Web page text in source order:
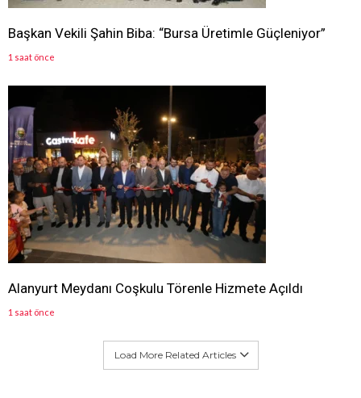
Başkan Vekili Şahin Biba: “Bursa Üretimle Güçleniyor”
1 saat önce
Alanyurt Meydanı Coşkulu Törenle Hizmete Açıldı
1 saat önce
Load More Related Articles